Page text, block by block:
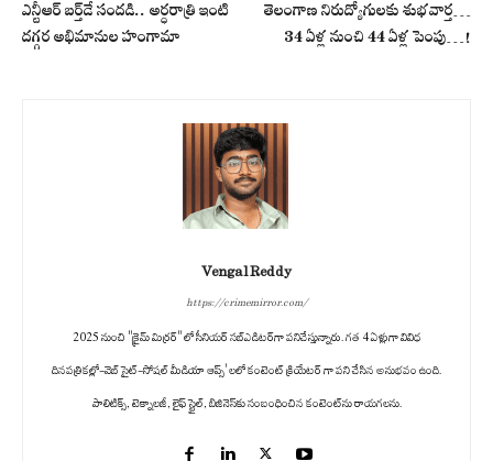
ఎన్టీఆర్ బర్త్‌డే సందడి.. అర్ధరాత్రి ఇంటి
దగ్గర అభిమానుల హంగామా
తెలంగాణ నిరుద్యోగులకు శుభవార్త…
34 ఏళ్ల నుంచి 44 ఏళ్ల పెంపు…!
Vengal Reddy
https://crimemirror.com/
2025 నుంచి "క్రైమ్ మిర్రర్" లో సీనియర్ సబ్‌ఎడిటర్‌గా పనిచేస్తున్నారు. గత 4 ఏళ్లుగా వివిధ
దినపత్రికల్లో-వెబ్ సైట్-సోషల్ మీడియా ఆప్స్' లలో కంటెంట్ క్రియేటర్ గా పని చేసిన అనుభవం ఉంది.
పాలిటిక్స్‌, టెక్నాలజీ, లైఫ్‌ స్టైల్‌, బిజినెస్‌కు సంబంధించిన కంటెంట్‌ను రాయగలను.